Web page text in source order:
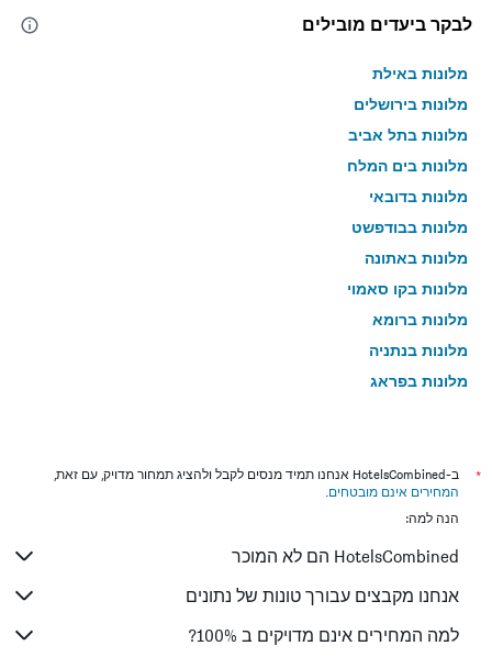
לבקר ביעדים מובילים
מלונות באילת
מלונות בירושלים
מלונות בתל אביב
מלונות בים המלח
מלונות בדובאי
מלונות בבודפשט
מלונות באתונה
מלונות בקו סאמוי
מלונות ברומא
מלונות בנתניה
מלונות בפראג
מלונות בניו יורק
מלונות בבנגקוק
מלונות בבוקרשט
מלונות בפאפוס
מלונות בלימסול
*
ב-HotelsCombined אנחנו תמיד מנסים לקבל ולהציג תמחור מדויק, עם זאת,
המחירים אינם מובטחים.
הנה למה:
HotelsCombined הם לא המוכר
אנחנו מקבצים עבורך טונות של נתונים
למה המחירים אינם מדויקים ב 100%?